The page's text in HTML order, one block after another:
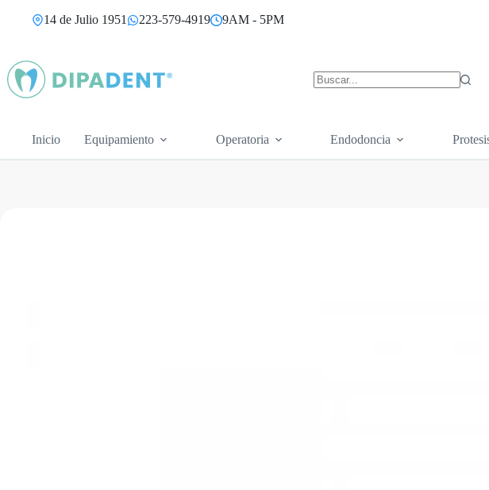
14 de Julio 1951 223-579-4919 9AM - 5PM
Inicio Equipamiento Operatoria Endodoncia